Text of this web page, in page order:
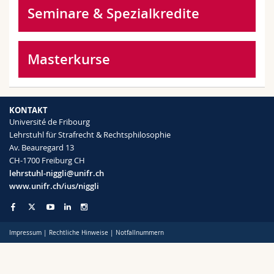
Math.-Nat. und Med. Fak.
Interfakultär
Mitarbeitende
Doktorierende
Webmail
Vorlesungsverzeichnis
MyUnifr
Seminare & Spezialkredite
Masterkurse
KONTAKT
Université de Fribourg
Lehrstuhl für Strafrecht & Rechtsphilosophie
Av. Beauregard 13
CH-1700 Freiburg CH
lehrstuhl-niggli@unifr.ch
www.unifr.ch/ius/niggli
Impressum | Rechtliche Hinweise | Notfallnummern